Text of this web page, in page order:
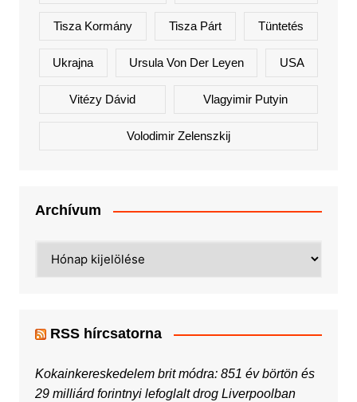
Tisza Kormány Tisza Párt Tüntetés
Ukrajna Ursula Von Der Leyen USA
Vitézy Dávid Vlagyimir Putyin
Volodimir Zelenszkij
Archívum
RSS hírcsatorna
Kokainkereskedelem brit módra: 851 év börtön és
29 milliárd forintnyi lefoglalt drog Liverpoolban